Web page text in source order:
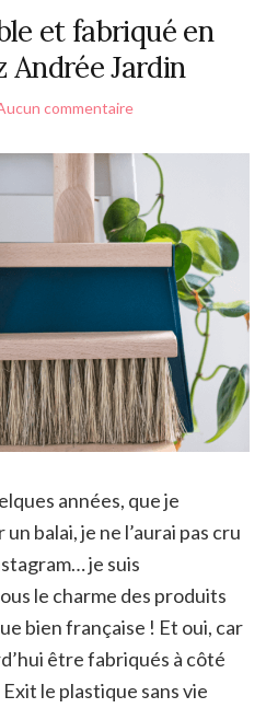
et fabriqué en
Andrée Jardin
commentaire
années, que je
balai, je ne l’aurai pas cru
je suis
le charme des produits
bien française ! Et oui, car
être fabriqués à côté
le plastique sans vie